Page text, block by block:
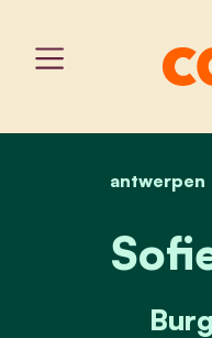
antwerpen